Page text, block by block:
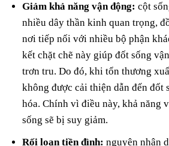
Giảm khả năng vận động:cột
nhiều dây thần kinh quan trọng,
nơi tiếp nối với nhiều bộ phận
kết chặt chẽ này giúp đốt sống
trơn tru. Do đó, khi tổn thương
không được cải thiện dẫn đến đốt
hóa. Chính vì điều này, khả năng
sống sẽ bị suy giảm.
Rối loạn tiền đình:nguyên nhân